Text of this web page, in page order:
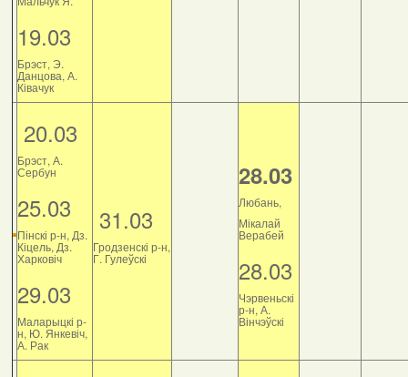
19.03
Брэст, Э.
Данцова, А.
Ківачук
20.03
Брэст, А.
Сербун
25.03
Пінскі р-н, Дз.
Кіцель, Дз.
Харковіч
29.03
Маларыцкі р-
н, Ю. Янкевіч,
А. Рак
31.03
Гродзенскі р-н,
Г. Гулеўскі
28.03
Любань,
Мікалай
Верабей
28.03
Чэрвеньскі
р-н, А.
Вінчэўскі